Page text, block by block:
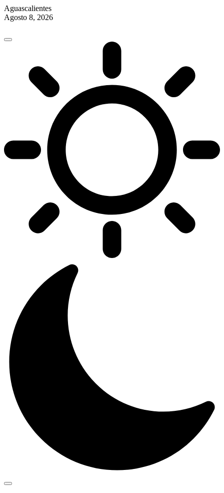
Aguascalientes
Agosto 8, 2026
content